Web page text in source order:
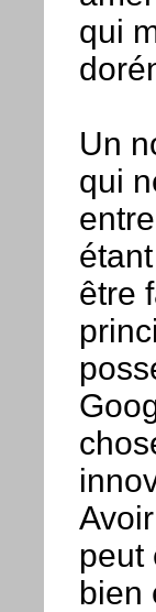
qui
Un
qui
être
peut
bien